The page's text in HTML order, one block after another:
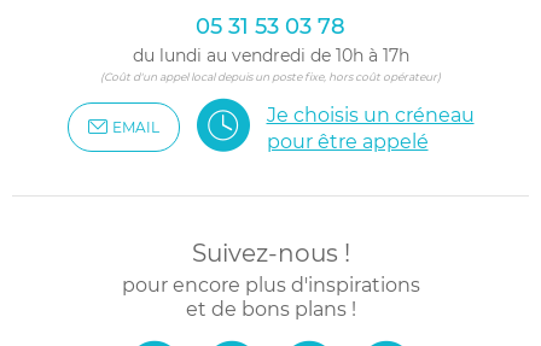
05 31 53 03 78
du lundi au vendredi de 10h à 17h
(Coût d'un appel local depuis un poste fixe, hors coût opérateur)
EMAIL
Je choisis un créneau
pour être appelé
Suivez-nous !
pour encore plus d'inspirations
et de bons plans !